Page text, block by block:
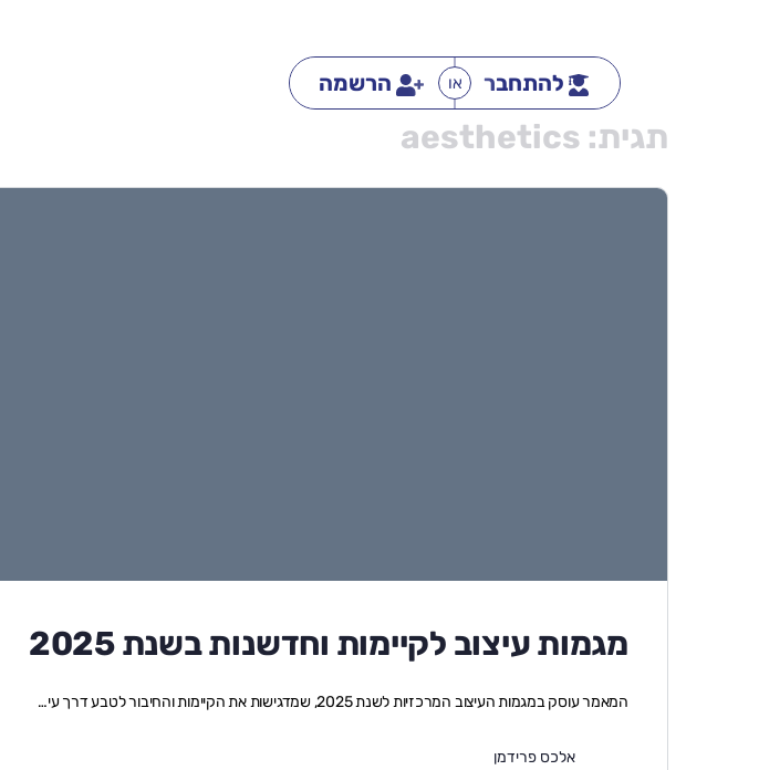
להתחבר או הרשמה
תגית: aesthetics
מגמות עיצוב לקיימות וחדשנות בשנת 2025
המאמר עוסק במגמות העיצוב המרכזיות לשנת 2025, שמדגישות את הקיימות והחיבור לטבע דרך עי…
אלכס פרידמן